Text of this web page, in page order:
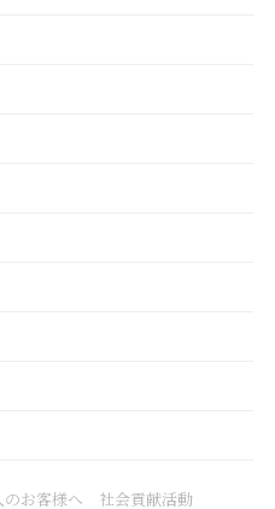
のお客様へ 社会貢献活動